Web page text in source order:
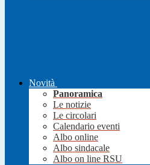
Novità
Panoramica
Le notizie
Le circolari
Calendario eventi
Albo online
Albo sindacale
Albo on line RSU